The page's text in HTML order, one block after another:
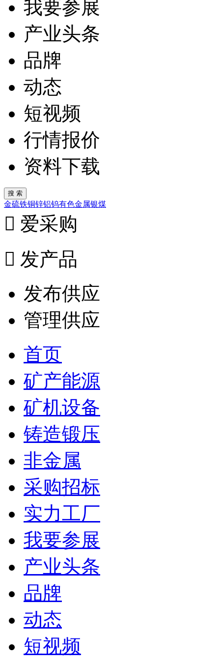
我要参展
产业头条
品牌
动态
短视频
行情报价
资料下载
金硫铁铜锌铝钨有色金属银煤
 爱采购
 发产品
发布供应
管理供应
首页
矿产能源
矿机设备
铸造锻压
非金属
采购招标
实力工厂
我要参展
产业头条
品牌
动态
短视频